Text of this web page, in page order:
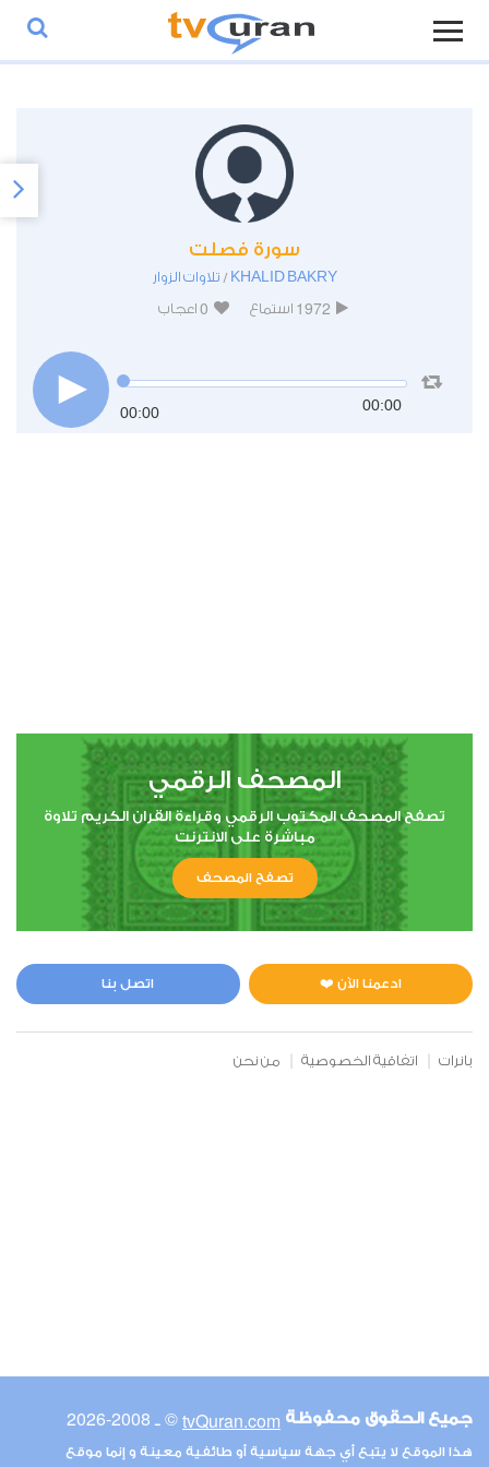
سورة فصلت
KHALID BAKRY
/ تلاوات الزوار
1972 استماع 0 اعجاب
00:00 00:00
المصحف الرقمي
تصفح المصحف المكتوب الرقمي وقراءة القران الكريم تلاوة
مباشرة على الانترنت
تصفح المصحف
ادعمنا الآن ❤️ اتصل بنا
بانرات اتفاقية الخصوصية من نحن
جميع الحقوق محفوظة tvQuran.com© ـ 2008-2026
هذا الموقع لا يتبع أي جهة سياسية أو طائفية معينة و إنما موقع